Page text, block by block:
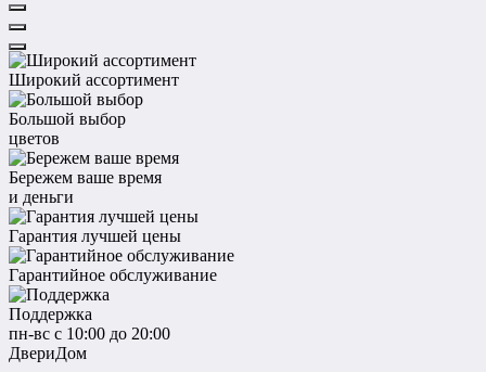
Широкий ассортимент
Большой выбор
цветов
Бережем ваше время
и деньги
Гарантия лучшей цены
Гарантийное обслуживание
Поддержка
пн-вс с 10:00 до 20:00
ДвериДом